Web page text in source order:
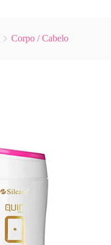
Corpo / Cabelo